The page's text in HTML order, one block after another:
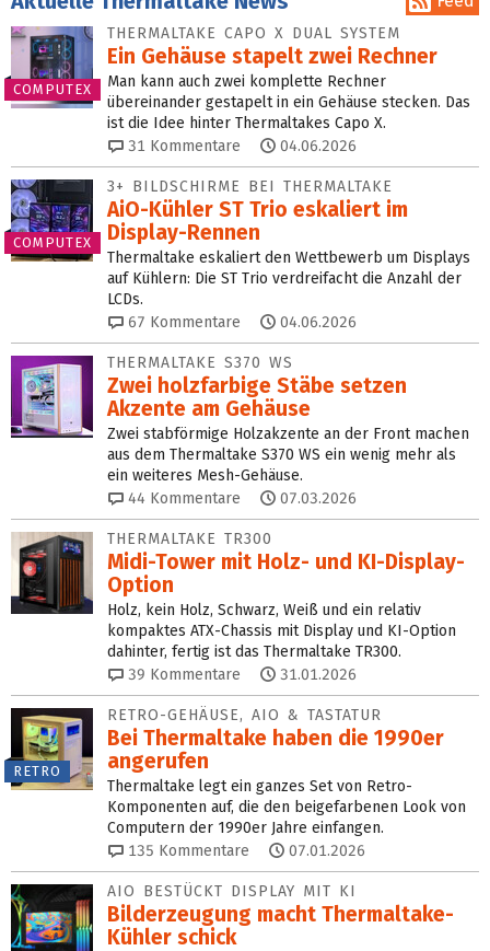
COMPUTEX
THERMALTAKE CAPO X DUAL SYSTEM
Ein Gehäuse stapelt zwei Rechner
Man kann auch zwei komplette Rechner
übereinander gestapelt in ein Gehäuse stecken. Das
ist die Idee hinter Thermaltakes Capo X.
31 Kommentare 04.06.2026
COMPUTEX
3+ BILDSCHIRME BEI THERMALTAKE
AiO-Kühler ST Trio eskaliert im
Display-Rennen
Thermaltake eskaliert den Wettbewerb um Displays
auf Kühlern: Die ST Trio verdreifacht die Anzahl der
LCDs.
67 Kommentare 04.06.2026
THERMALTAKE S370 WS
Zwei holzfarbige Stäbe setzen
Akzente am Gehäuse
Zwei stabförmige Holzakzente an der Front machen
aus dem Thermaltake S370 WS ein wenig mehr als
ein weiteres Mesh-Gehäuse.
44 Kommentare 07.03.2026
THERMALTAKE TR300
Midi-Tower mit Holz- und KI-Display-
Option
Holz, kein Holz, Schwarz, Weiß und ein relativ
kompaktes ATX-Chassis mit Display und KI-Option
dahinter, fertig ist das Thermaltake TR300.
39 Kommentare 31.01.2026
RETRO
RETRO-GEHÄUSE, AIO & TASTATUR
Bei Thermaltake haben die 1990er
angerufen
Thermaltake legt ein ganzes Set von Retro-
Komponenten auf, die den beigefarbenen Look von
Computern der 1990er Jahre einfangen.
135 Kommentare 07.01.2026
AIO BESTÜCKT DISPLAY MIT KI
Bilderzeugung macht Thermaltake-
Kühler schick